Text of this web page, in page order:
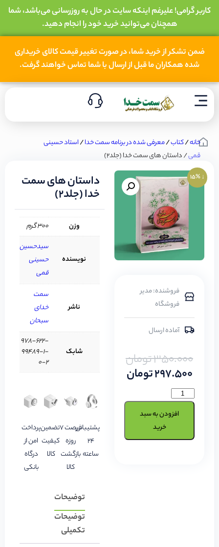
کاربر گرامی! علیرغم اینکه سایت در حال به روزرسانی می‌باشد، شما
همچنان می‌توانید خرید خود را انجام دهید.
ضمن تشکر از خرید شما، در صورت تغییر قیمت کالای خریداری
شده همکاران ما قبل از ارسال با شما تماس خواهند گرفت.
خانه/کتاب/معرفی شده در برنامه سمت خدا/استاد حسینی
قمی/ داستان های سمت خدا (جلد2)
↓ 15%
فروشنده: مدیر
فروشگاه
آماده ارسال
350.000تومان
297.500تومان
افزودن به سبد
خرید
داستان های سمت
خدا (جلد2)
وزن 300 گرم
نویسنده
سیدحسین
حسینی
قمی
ناشر
سمت
خدای
سبحان
شابک
978-622-
99489-1-
0-2
پشتیبانی
24
ساعته
فرصت 7
روزه
بازگشت
کالا
تضمین
کیفیت
کالا
پرداخت
امن از
درگاه
بانکی
توضیحات
توضیحات
تکمیلی